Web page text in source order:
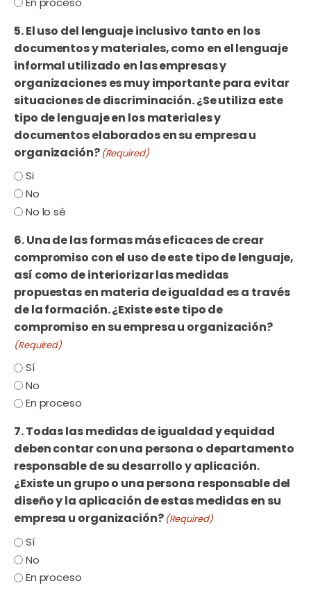
5. El uso del lenguaje inclusivo tanto en los
documentos y materiales, como en el lenguaje
informal utilizado en las empresas y
organizaciones es muy importante para evitar
situaciones de discriminación. ¿Se utiliza este
tipo de lenguaje en los materiales y
documentos elaborados en su empresa u
organización? (Required)
Si
No
No lo sé
6. Una de las formas más eficaces de crear
compromiso con el uso de este tipo de lenguaje,
así como de interiorizar las medidas
propuestas en materia de igualdad es a través
de la formación. ¿Existe este tipo de
compromiso en su empresa u organización?
(Required)
Sí
No
En proceso
7. Todas las medidas de igualdad y equidad
deben contar con una persona o departamento
responsable de su desarrollo y aplicación.
¿Existe un grupo o una persona responsable del
diseño y la aplicación de estas medidas en su
empresa u organización? (Required)
Sí
No
En proceso